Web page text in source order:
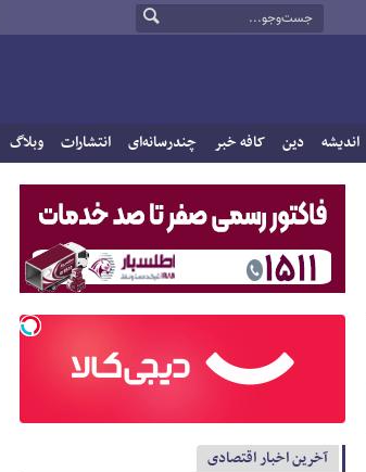
اندیشه دین کافه خبر چندرسانه‌ای انتشارات وبلاگ
آخرین اخبار اقتصادی